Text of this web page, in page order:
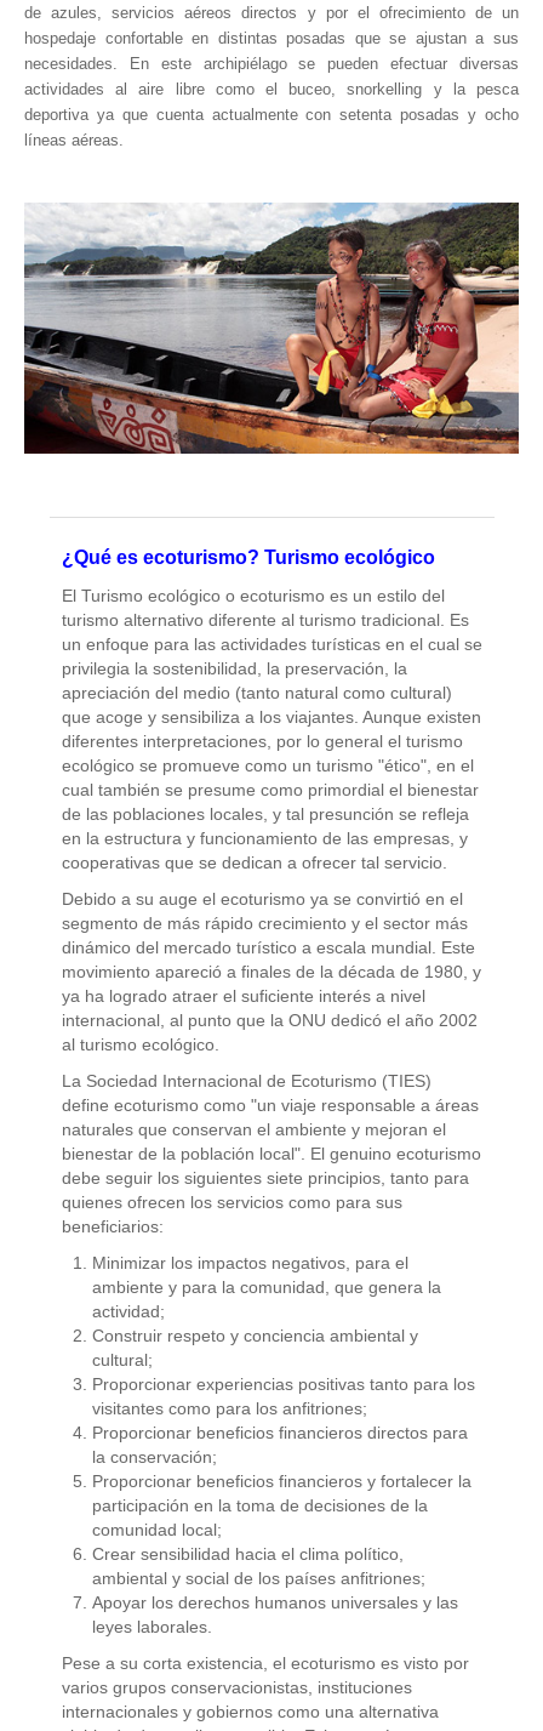
de azules, servicios aéreos directos y por el ofrecimiento de un
hospedaje confortable en distintas posadas que se ajustan a sus
necesidades. En este archipiélago se pueden efectuar diversas
actividades al aire libre como el buceo, snorkelling y la pesca
deportiva ya que cuenta actualmente con setenta posadas y ocho
líneas aéreas.
¿Qué es ecoturismo? Turismo ecológico
El Turismo ecológico o ecoturismo es un estilo del
turismo alternativo diferente al turismo tradicional. Es
un enfoque para las actividades turísticas en el cual se
privilegia la sostenibilidad, la preservación, la
apreciación del medio (tanto natural como cultural)
que acoge y sensibiliza a los viajantes. Aunque existen
diferentes interpretaciones, por lo general el turismo
ecológico se promueve como un turismo "ético", en el
cual también se presume como primordial el bienestar
de las poblaciones locales, y tal presunción se refleja
en la estructura y funcionamiento de las empresas, y
cooperativas que se dedican a ofrecer tal servicio.
Debido a su auge el ecoturismo ya se convirtió en el
segmento de más rápido crecimiento y el sector más
dinámico del mercado turístico a escala mundial. Este
movimiento apareció a finales de la década de 1980, y
ya ha logrado atraer el suficiente interés a nivel
internacional, al punto que la ONU dedicó el año 2002
al turismo ecológico.
La Sociedad Internacional de Ecoturismo (TIES)
define ecoturismo como "un viaje responsable a áreas
naturales que conservan el ambiente y mejoran el
bienestar de la población local". El genuino ecoturismo
debe seguir los siguientes siete principios, tanto para
quienes ofrecen los servicios como para sus
beneficiarios:
Minimizar los impactos negativos, para el
ambiente y para la comunidad, que genera la
actividad;
Construir respeto y conciencia ambiental y
cultural;
Proporcionar experiencias positivas tanto para los
visitantes como para los anfitriones;
Proporcionar beneficios financieros directos para
la conservación;
Proporcionar beneficios financieros y fortalecer la
participación en la toma de decisiones de la
comunidad local;
Crear sensibilidad hacia el clima político,
ambiental y social de los países anfitriones;
Apoyar los derechos humanos universales y las
leyes laborales.
Pese a su corta existencia, el ecoturismo es visto por
varios grupos conservacionistas, instituciones
internacionales y gobiernos como una alternativa